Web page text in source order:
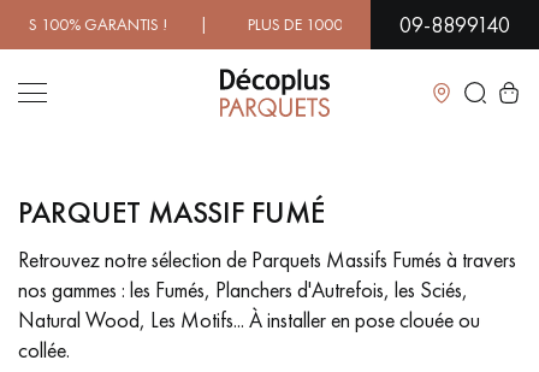
! | PLUS DE 1000 MODÈLES À DÉCOUVRIR EN09-8899140
Fermer
LES RECHERCHES LES PLUS COURANTES
PARQUET MASSIF
PARQUET CONTRECOLLÉ -
FLOTTANT
PARQUET MASSIF FUMÉ
Retrouvez notre sélection de Parquets Massifs Fumés à travers
nos gammes : les Fumés, Planchers d'Autrefois, les Sciés,
Natural Wood, Les Motifs... À installer en pose clouée ou
collée.